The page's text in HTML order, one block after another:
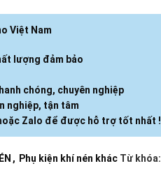
Việt Nam
lượng đảm bảo
chóng, chuyên nghiệp
nghiệp, tận tâm
Zalo để được hỗ trợ tốt nhất !
, Phụ kiện khí nén khác Từ khóa: